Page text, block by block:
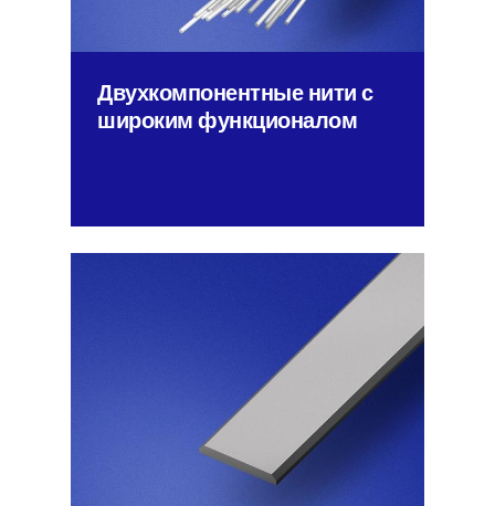
Двухкомпонентные нити с
широким функционалом